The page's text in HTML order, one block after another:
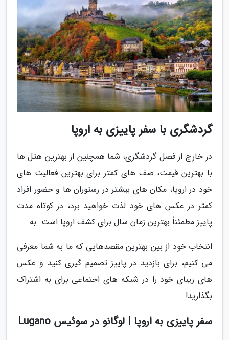
گردشگری با سفر پاییزی به اروپا
در خارج از فصل گردشگری، شما همچنین از بهترین هتل ها
با بهترین قیمت، صف های کمتر برای بهترین فعالیت های
خود در اروپا، مکان های بیشتر در رستوران ها و حضور افراد
کمتر در عکس های خود لذت خواهید برد، در کوتاه مدت
پاییز مطمئناً بهترین زمان سال برای کشف اروپا است. به
انتخاب خود از بین بهترین مقصدهایی که ما به شما معرفی
می کنیم، برای بازدید در پاییز تصمیم گیری کنید و عکس
های زیبای خود را در شبکه های اجتماعی برای به اشتراک
بگذارید!
سفر پاییزی به اروپا | لوگانو در سوئیس Lugano